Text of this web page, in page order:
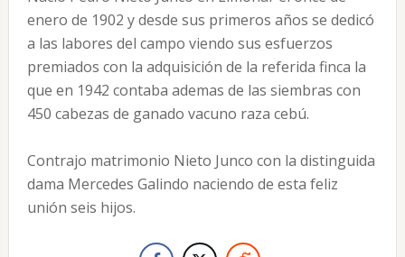
enero de 1902 y desde sus primeros años se dedicó
a las labores del campo viendo sus esfuerzos
premiados con la adquisición de la referida finca la
que en 1942 contaba ademas de las siembras con
450 cabezas de ganado vacuno raza cebú.
Contrajo matrimonio Nieto Junco con la distinguida
dama Mercedes Galindo naciendo de esta feliz
unión seis hijos.